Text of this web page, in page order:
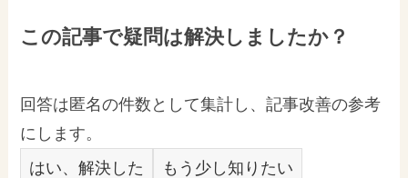
この記事で疑問は解決しましたか？
回答は匿名の件数として集計し、記事改善の参考
にします。
はい、解決した
もう少し知りたい